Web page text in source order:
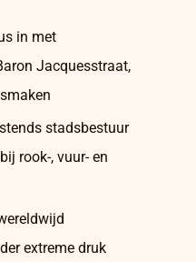
in met
Jacquesstraat,
stadsbestuur
rook-, vuur- en
extreme druk